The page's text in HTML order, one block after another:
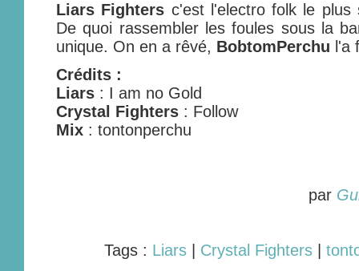
Liars Fighters c'est l'electro folk le plus
De quoi rassembler les foules sous la
unique. On en a rêvé, BobtomPerchu
Crédits :
Liars : I am no Gold
Crystal Fighters : Follow
Mix : tontonperchu
par
Tags : Liars| Crystal Fighters|